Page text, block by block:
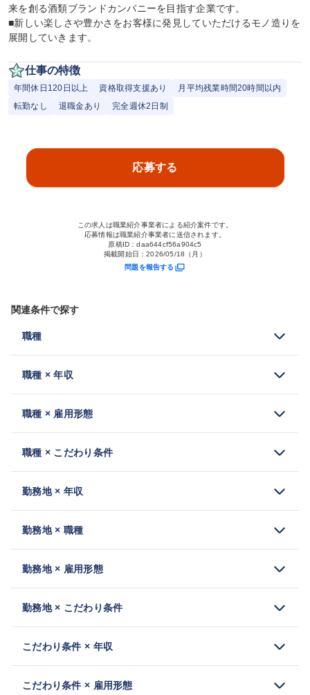
来を創る酒類ブランドカンパニーを目指す企業です。
■新しい楽しさや豊かさをお客様に発見していただけるモノ造りを
展開していきます。
仕事の特徴
年間休日120日以上 資格取得支援あり
月平均残業時間20時間以内
転勤なし
退職金あり 完全週休2日制
応募する
この求人は職業紹介事業者による紹介案件です。
応募情報は職業紹介事業者に送信されます。
原稿ID：daa644cf56a904c5
掲載開始日：2026/05/18（月）
問題を報告する
関連条件で探す
職種
職種 × 年収
職種 × 雇用形態
職種 × こだわり条件
勤務地 × 年収
勤務地 × 職種
勤務地 × 雇用形態
勤務地 × こだわり条件
こだわり条件 × 年収
こだわり条件 × 雇用形態